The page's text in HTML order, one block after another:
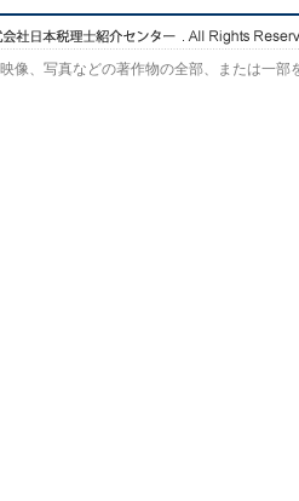
像、写真などの著作物の全部、または一